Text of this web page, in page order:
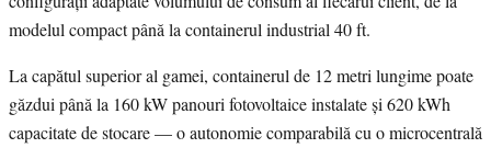
modelul compact până la containerul industrial 40 ft.
La capătul superior al gamei, containerul de 12 metri lungime poate
găzdui până la 160 kW panouri fotovoltaice instalate și 620 kWh
capacitate de stocare — o autonomie comparabilă cu o microcentrală